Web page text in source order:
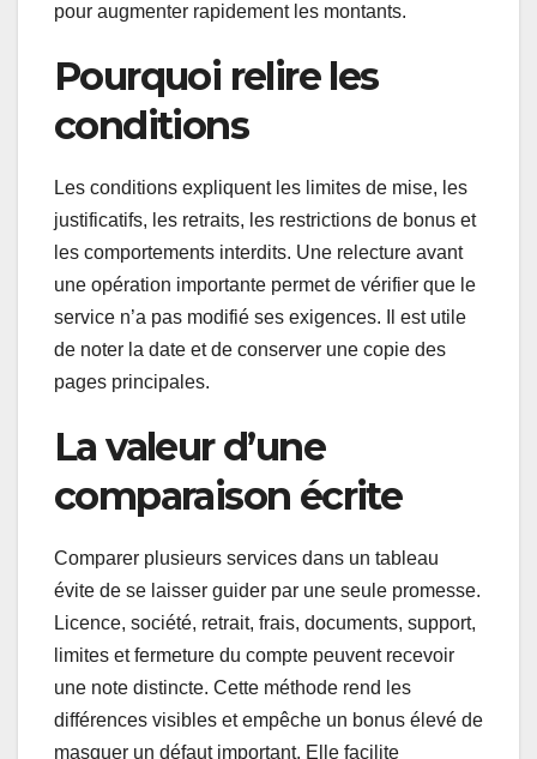
pour augmenter rapidement les montants.
Pourquoi relire les
conditions
Les conditions expliquent les limites de mise, les
justificatifs, les retraits, les restrictions de bonus et
les comportements interdits. Une relecture avant
une opération importante permet de vérifier que le
service n’a pas modifié ses exigences. Il est utile
de noter la date et de conserver une copie des
pages principales.
La valeur d’une
comparaison écrite
Comparer plusieurs services dans un tableau
évite de se laisser guider par une seule promesse.
Licence, société, retrait, frais, documents, support,
limites et fermeture du compte peuvent recevoir
une note distincte. Cette méthode rend les
différences visibles et empêche un bonus élevé de
masquer un défaut important. Elle facilite